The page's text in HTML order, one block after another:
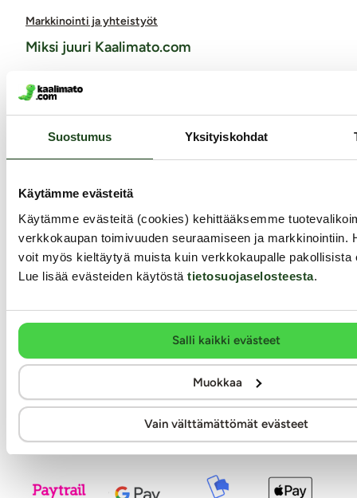
Suostumus Yksityiskohdat
Käytämme evästeitä
Käytämme evästeitä (cookies) kehittääksemme
verkkokaupan toimivuuden seuraamiseen ja markkinointiin.
voit myös kieltäytyä muista kuin verkkokaupalle pakollisista
Lue lisää evästeiden käytöstä tietosuojaselosteesta.
Salli kaikki evästeet
Muokkaa
Vain välttämättömät evästeet
Markkinointi ja yhteistyöt
Miksi juuri Kaalimato.com
Arkisin ennen klo 14 tehdyt tilaukset lähetetään vielä samana
päivänä
Aina huomaamaton paketti
Ilmainen toimitus yli 60€ tilauksiin
Laaja valikoima helppoja maksutapoja
Asiantunteva henkilökunta
Ystävällinen ja auttava asiakaspalvelu
100% kotimainen verkkokauppa
Tilaa uutiskirje
Modernit maksutavat